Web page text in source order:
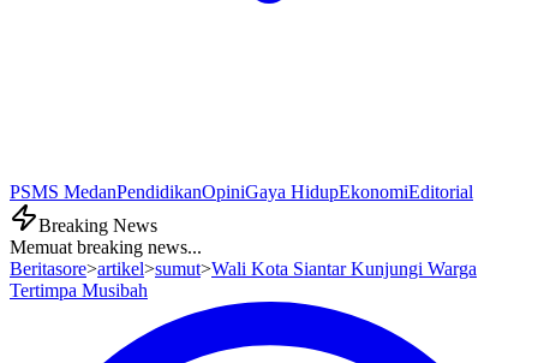
PSMS MedanPendidikanOpiniGaya HidupEkonomiEditorial
Breaking News
Memuat breaking news...
Beritasore>artikel>sumut>Wali Kota Siantar Kunjungi Warga
Tertimpa Musibah